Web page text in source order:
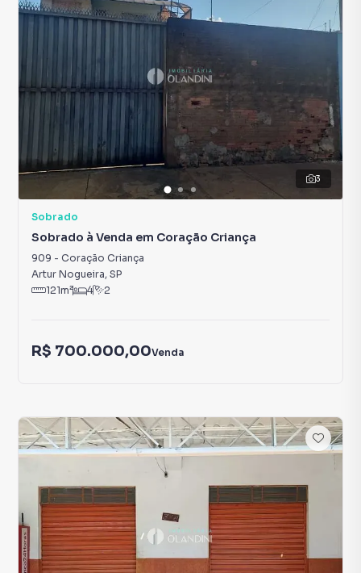
3
Sobrado
Sobrado à Venda em Coração Criança
909 - Coração Criança
Artur Nogueira, SP
121m² 4 2
R$ 700.000,00Venda